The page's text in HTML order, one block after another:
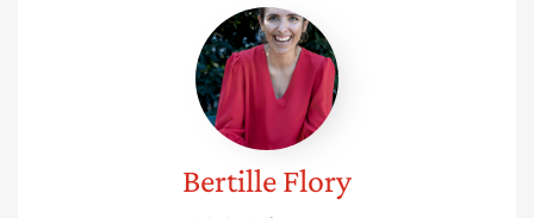
Bertille
Flory
BertilleFlory